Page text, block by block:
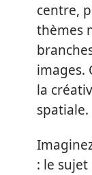
centre,
thèmes
images.
la
spatiale.
: le